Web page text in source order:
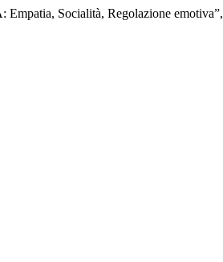
Socialità, Regolazione emotiva”,